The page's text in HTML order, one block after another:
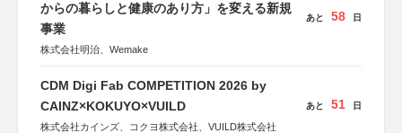
からの暮らしと健康のあり方」を変える新規
事業
株式会社明治、Wemake
あと 58 日
CDM Digi Fab COMPETITION 2026 by
CAINZ×KOKUYO×VUILD
株式会社カインズ、コクヨ株式会社、VUILD株式会社
あと 51 日